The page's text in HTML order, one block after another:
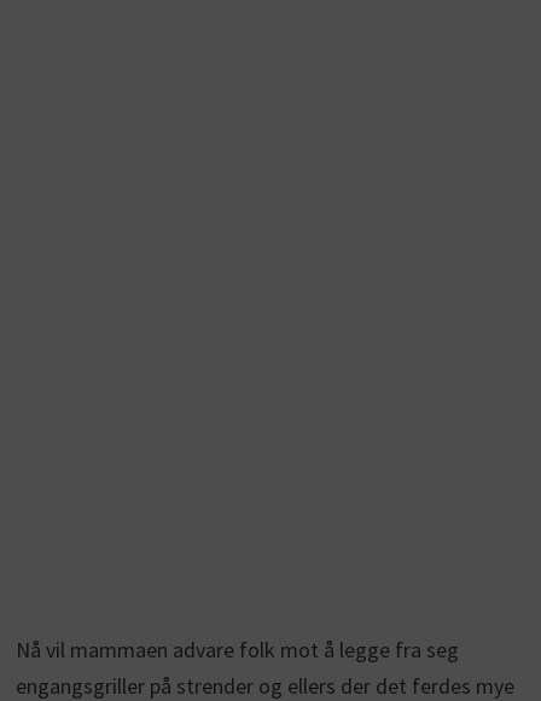
Nå vil mammaen advare folk mot å legge fra seg
engangsgriller på strender og ellers der det ferdes mye